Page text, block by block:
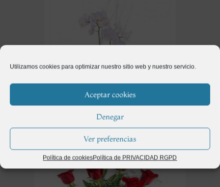
Utilizamos cookies para optimizar nuestro sitio web y nuestro servicio.
Aceptar cookies
Denegar
Ver preferencias
Política de cookiesPolítica de PRIVACIDAD RGPD